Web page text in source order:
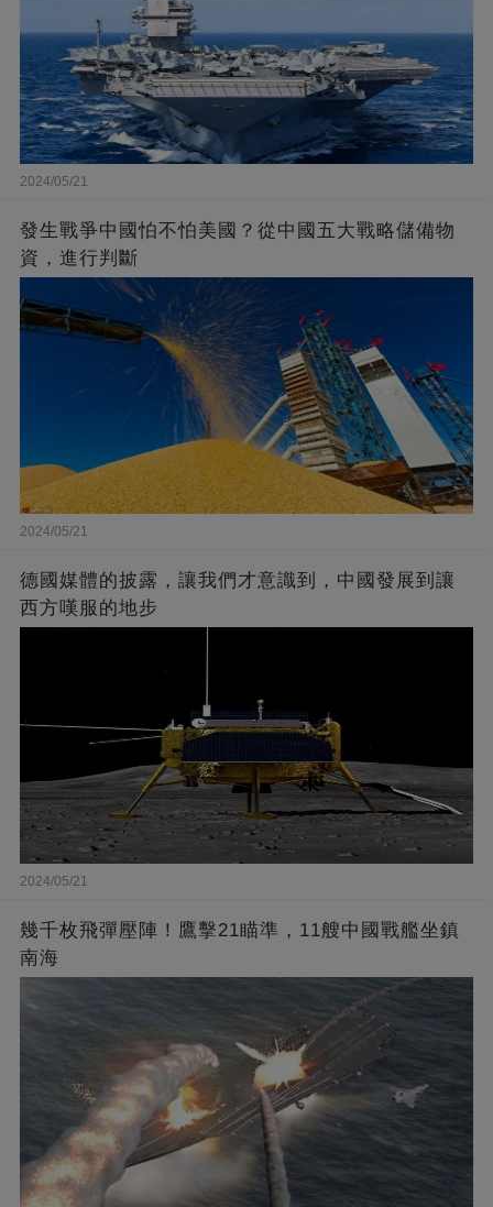
2024/05/21
發生戰爭中國怕不怕美國？從中國五大戰略儲備物
資，進行判斷
2024/05/21
德國媒體的披露，讓我們才意識到，中國發展到讓
西方嘆服的地步
2024/05/21
幾千枚飛彈壓陣！鷹擊21瞄準，11艘中國戰艦坐鎮
南海